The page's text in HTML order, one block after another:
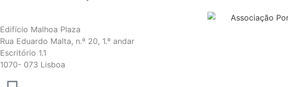
Edifício Malhoa Plaza
Rua Eduardo Malta, n.º 20, 1.º andar
Escritório 1.1
1070- 073 Lisboa